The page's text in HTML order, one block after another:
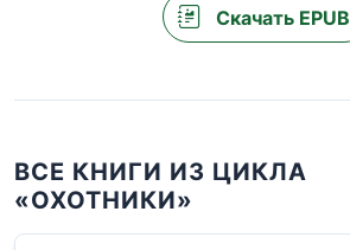
Скачать EPUB
ВСЕ КНИГИ ИЗ ЦИКЛА
«ОХОТНИКИ»